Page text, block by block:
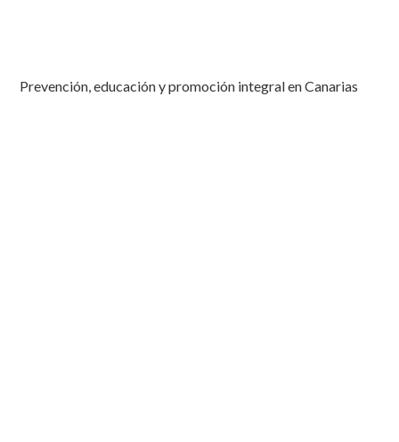
Prevención, educación y promoción integral en Canarias